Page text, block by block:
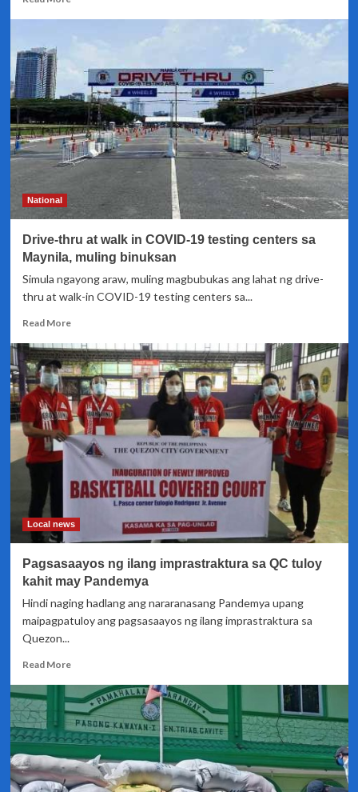
Ilang
sa
Metro
Manila,
lumagda
na
sa
kontrata
ng
laban
sa
19
National
Drive-thru at walk in COVID-19 testing centers sa
Maynila, muling binuksan
Simula ngayong araw, muling magbubukas ang lahat ng drive-
thru at walk-in COVID-19 testing centers sa...
Read MoreRead
about
Drive-
thru
at
walk
in
COVID-
19
centers
sa
Maynila,
muling
Local news
Pagsasaayos ng ilang imprastraktura sa QC tuloy
kahit may Pandemya
Hindi naging hadlang ang nararanasang Pandemya upang
maipagpatuloy ang pagsasaayos ng ilang imprastraktura sa
Quezon...
Read MoreRead
about
Pagsasaayos
ng
ilang
imprastraktura
sa
QC